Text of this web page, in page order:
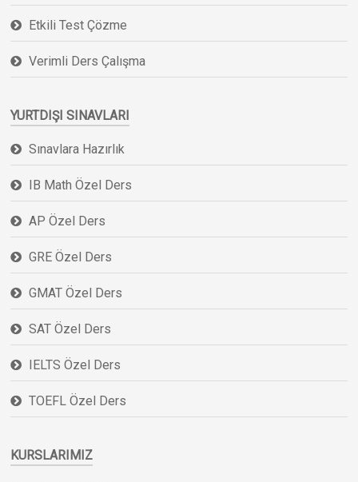
Etkili Test Çözme
Verimli Ders Çalışma
YURTDIŞI SINAVLARI
Sınavlara Hazırlık
IB Math Özel Ders
AP Özel Ders
GRE Özel Ders
GMAT Özel Ders
SAT Özel Ders
IELTS Özel Ders
TOEFL Özel Ders
KURSLARIMIZ